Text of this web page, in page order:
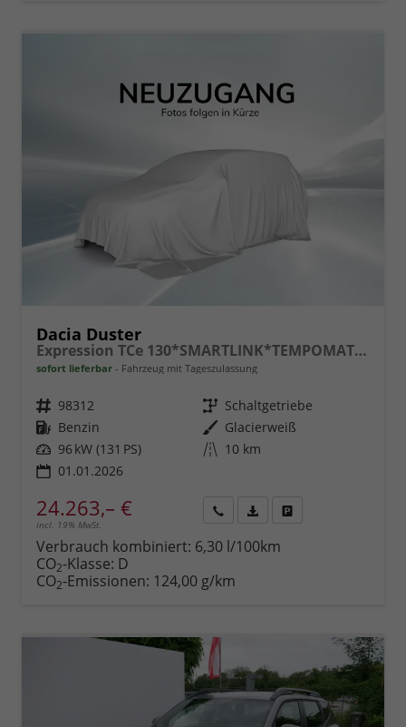
Dacia Duster
Expression TCe 130*SMARTLINK*TEMPOMAT*LED*PDC-KAMERA*SHZ*KLIMA*17-ZOLL
sofort lieferbar Fahrzeug mit Tageszulassung
Fahrzeugnr. 98312 Getriebe Schaltgetriebe
Kraftstoff Benzin Außenfarbe Glacierweiß
Leistung 96 kW (131 PS) Kilometerstand 10 km
01.01.2026
24.263,– €
incl. 19% MwSt.
anfordern
Datei,
Verbrauch kombiniert: 6,30 l/100km
CO2-Klasse: D
CO2-Emissionen: 124,00 g/km